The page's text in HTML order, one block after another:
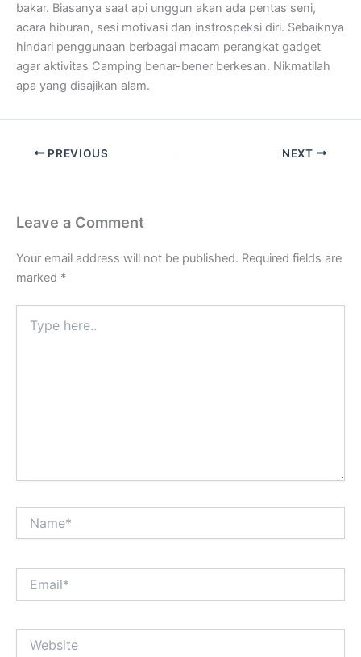
bakar. Biasanya saat api unggun akan ada pentas seni,
acara hiburan, sesi motivasi dan instrospeksi diri. Sebaiknya
hindari penggunaan berbagai macam perangkat gadget
agar aktivitas Camping benar-bener berkesan. Nikmatilah
apa yang disajikan alam.
PREVIOUS NEXT
Leave a Comment
Your email address will not be published. Required fields are
marked *
here..